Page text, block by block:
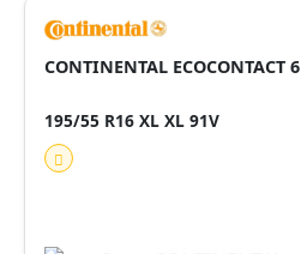
CONTINENTAL ECOCONTACT 6
195/55 R16 XL XL 91V